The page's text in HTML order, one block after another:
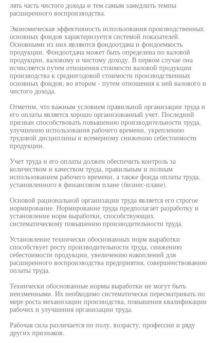
лять часть чистого дохода и тем самым замедлить темпы
расширенного воспроизводства.
Экономическая эффективность использования производственных
основных фондов характеризуется системой показателей.
Основными из них являются фондоотдача и фондоемкость
продукции. Фондоотдача может быть определена по валовой
продукции, валовому и чистому доходу. В первом случае она
исчисляется путем отношения стоимости валовой продукции
производства к среднегодовой стоимости производственных
основных фондов; во втором - путем отношения к ней валового и
чистого дохода.
Отметим, что важным условием правильной организации труда и
его оплаты является хорошо организованный учет. Последний
призван способствовать повышению производительности труда,
улучшению использования рабочего времени, укреплению
трудовой дисциплины и всемерному снижению себестоимости
продукции.
Учет труда и его оплаты должен обеспечить контроль за
количеством и качеством труда, правильным и полным
использованием рабочего времени, а также фонда оплаты труда,
установленного в финансовом плане (бизнес-плане).
Основой рациональной организации труда является его строгое
нормирование. Нормирование труда предполагает разработку и
установление норм выработки, способствующих
систематическому повышению производительности труда.
Установление технически обоснованных норм выработки
способствует росту производительности труда, снижению
себестоимости продукции, увеличению накоплений для
расширенного воспроизводства предприятия, совершенствованию
оплаты труда.
Технически обоснованные нормы выработки не могут быть
неизменными. Их необходимо систематически пересматривать по
мере роста механизации производства, повышения квалификации
рабочих и улучшения организации труда.
Рабочая сила различается по полу, возрасту, профессии и ряду
других признаков.